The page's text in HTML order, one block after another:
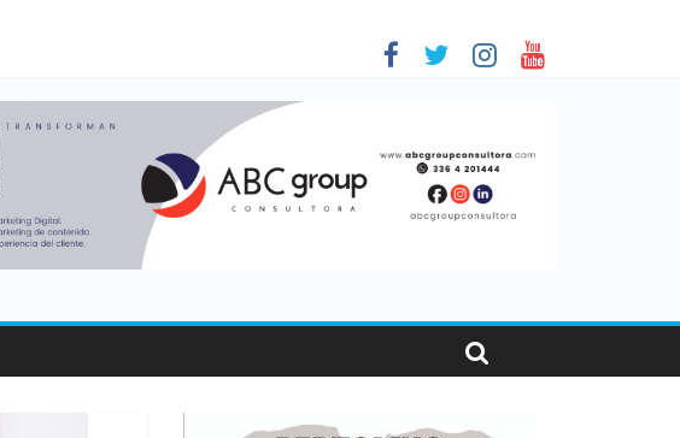
de personas viajaron por el país, un 5,9% más que en 2025